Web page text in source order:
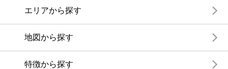
エリアから探す
地図から探す
特徴から探す